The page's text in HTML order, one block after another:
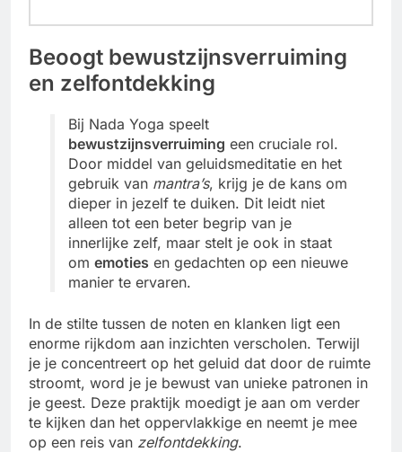
Beoogt bewustzijnsverruiming
en zelfontdekking
Bij Nada Yoga speelt
bewustzijnsverruiming een cruciale rol.
Door middel van geluidsmeditatie en het
gebruik van mantra’s, krijg je de kans om
dieper in jezelf te duiken. Dit leidt niet
alleen tot een beter begrip van je
innerlijke zelf, maar stelt je ook in staat
om emoties en gedachten op een nieuwe
manier te ervaren.
In de stilte tussen de noten en klanken ligt een
enorme rijkdom aan inzichten verscholen. Terwijl
je je concentreert op het geluid dat door de ruimte
stroomt, word je je bewust van unieke patronen in
je geest. Deze praktijk moedigt je aan om verder
te kijken dan het oppervlakkige en neemt je mee
op een reis van zelfontdekking.